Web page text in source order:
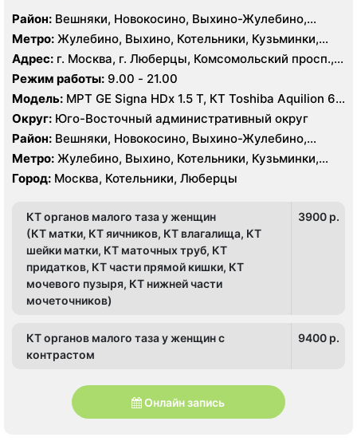
Район: Вешняки, Новокосино, Выхино-Жулебино,
Кузьминки
Метро: Жулебино, Выхино, Котельники, Кузьминки,
Лермонтовский проспект, Новокосино, Рязанский
проспект, Косино, Лухмановская, Окская, Улица
Дмитриевского, Юго-Восточная, Некрасовка
Адрес: г. Москва, г. Люберцы, Комсомольский просп.,
11Б
Режим работы: 9.00 - 21.00
Модель: МРТ GE Signa HDx 1.5 T, КТ Toshiba Aquilion 64
среза, УЗИ GE Logiq 7
Округ: Юго-Восточный административный округ
Район: Вешняки, Новокосино, Выхино-Жулебино,
Кузьминки
Метро: Жулебино, Выхино, Котельники, Кузьминки,
Лермонтовский проспект, Новокосино, Рязанский
проспект, Косино, Лухмановская, Окская, Улица
Город: Москва, Котельники, Люберцы
КТ органов малого таза у женщин
(КТ матки, КТ яичников, КТ влагалища, КТ
шейки матки, КТ маточных труб, КТ
придатков, КТ части прямой кишки, КТ
мочевого пузыря, КТ нижней части
мочеточников)
3900 p.
КТ органов малого таза у женщин с
контрастом
9400 p.
Онлайн запись